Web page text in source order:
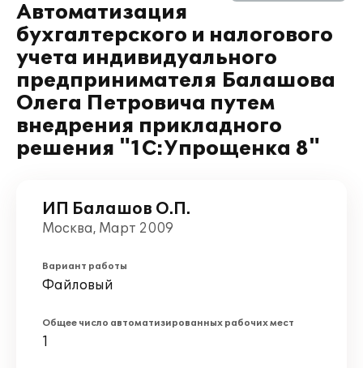
Автоматизация
бухгалтерского и налогового
учета индивидуального
предпринимателя Балашова
Олега Петровича путем
внедрения прикладного
решения "1С:Упрощенка 8"
ИП Балашов О.П.
Москва, Март 2009
Вариант работы
Файловый
Общее число автоматизированных рабочих мест
1